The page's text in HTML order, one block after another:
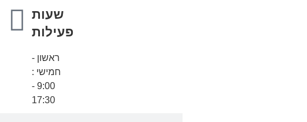
שעות
פעילות
ראשון -
חמישי :
9:00 -
17:30